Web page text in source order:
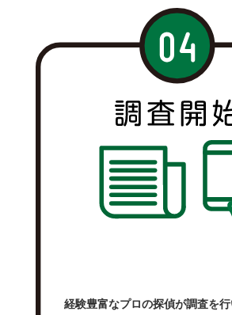
経験豊富なプロの探偵が調査を